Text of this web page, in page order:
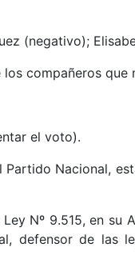
(negativo);
los compañeros
el voto).
Partido
Nº 9.515, en
defensor de las